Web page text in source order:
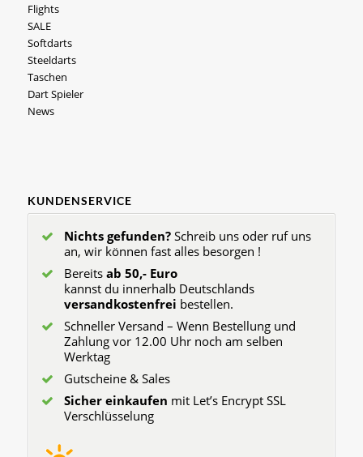
Flights
SALE
Softdarts
Steeldarts
Taschen
Dart Spieler
News
KUNDENSERVICE
Nichts gefunden?Schreib uns oder ruf uns
an, wir können fast alles besorgen !
Bereits ab 50,- Euro
kannst du innerhalb Deutschlands
versandkostenfrei bestellen.
Schneller Versand – Wenn Bestellung und
Zahlung vor 12.00 Uhr noch am selben
Werktag
Gutscheine & Sales
Sicher einkaufen mit Let’s Encrypt SSL
Verschlüsselung